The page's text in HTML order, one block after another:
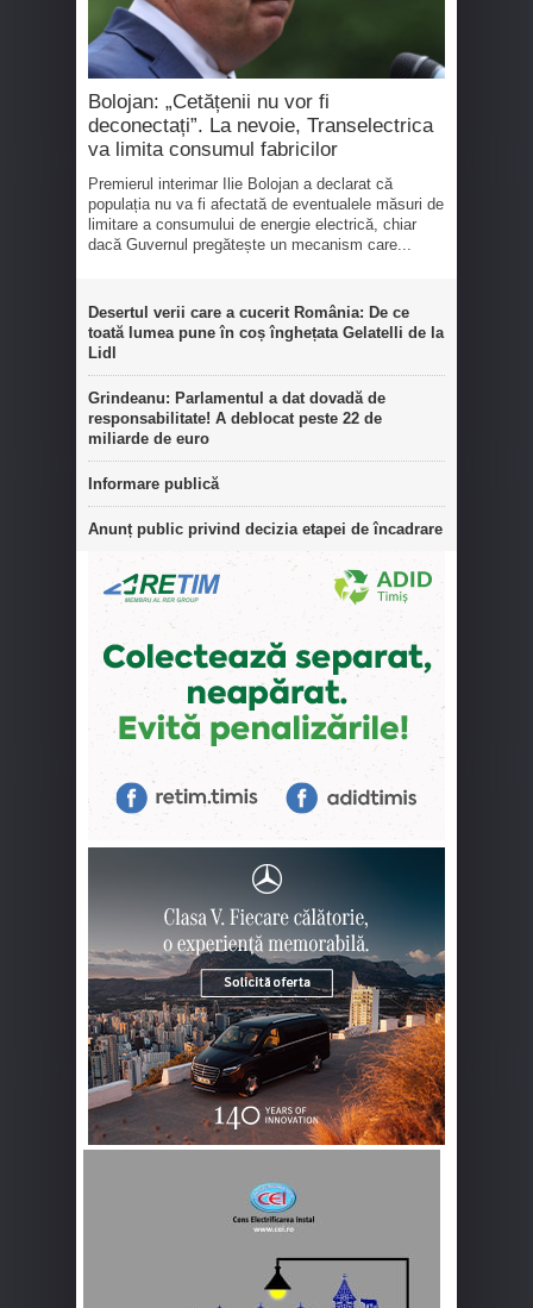
Bolojan: „Cetățenii nu vor fi
deconectați”. La nevoie, Transelectrica
va limita consumul fabricilor
Premierul interimar Ilie Bolojan a declarat că
populația nu va fi afectată de eventualele măsuri de
limitare a consumului de energie electrică, chiar
dacă Guvernul pregătește un mecanism care...
Desertul verii care a cucerit România: De ce
toată lumea pune în coș înghețata Gelatelli de la
Lidl
Grindeanu: Parlamentul a dat dovadă de
responsabilitate! A deblocat peste 22 de
miliarde de euro
Informare publică
Anunț public privind decizia etapei de încadrare